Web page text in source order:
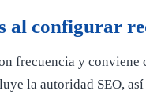
al configurar
frecuencia y conviene
la autoridad SEO,